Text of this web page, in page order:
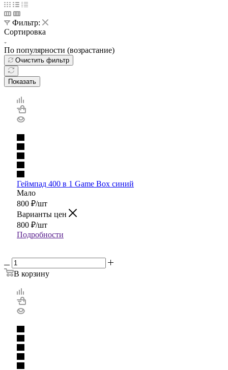
Фильтр:
Сортировка
По популярности (возрастание)
Очистить фильтр
Показать
Геймпад 400 в 1 Game Box синий
Мало
800 ₽/шт
Варианты цен
800 ₽/шт
Подробности
В корзину